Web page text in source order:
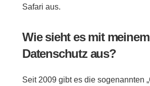
Safari aus.
Wie sieht es mit meinem
Datenschutz aus?
Seit 2009 gibt es die sogenannten